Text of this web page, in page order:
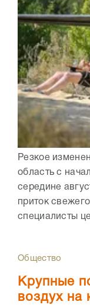
Резкое
область с
середине
приток
специалисты
Общество
Крупные
воздух на